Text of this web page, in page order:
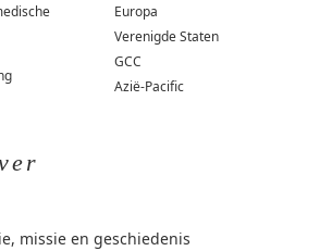
Europa
Verenigde Staten
GCC
Azië-Pacific
missie en geschiedenis